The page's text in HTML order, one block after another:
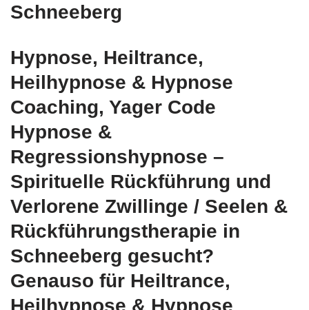
Schneeberg
Hypnose, Heiltrance,
Heilhypnose & Hypnose
Coaching, Yager Code
Hypnose &
Regressionshypnose –
Spirituelle Rückführung und
Verlorene Zwillinge / Seelen &
Rückführungstherapie in
Schneeberg gesucht?
Genauso für Heiltrance,
Heilhypnose & Hypnose